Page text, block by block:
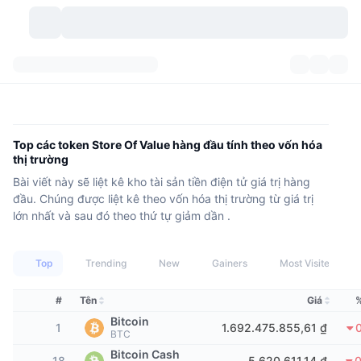
Xem Nhanh Lịch Sử Thị Trường
Tài sản ngoài đời thực
Tổng quan thị trường
Thị trường Spot
Kho bạc BNB
Tín hiệu
Xu hướng
Trình khám phá Meme
Trao đổi
Sàn giao dịch tập trung
Sàn giao dịch phi tập trung(DEX)
Cộng đồng
Phát trực tiếp
Crypto API
Sản phẩm
Top các token Store Of Value hàng đầu tính theo vốn hóa
thị trường
Bài viết này sẽ liệt kê kho tài sản tiền điện tử giá trị hàng
đầu. Chúng được liệt kê theo vốn hóa thị trường từ giá trị
lớn nhất và sau đó theo thứ tự giảm dần .
Top Trending New Gainers Most Visited
# Tên Giá
1 Bitcoin
BTC 1.692.475.855,61 ₫
Bitcoin Cash